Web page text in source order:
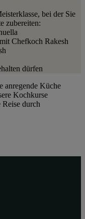
bei der Sie
zubereiten:
Chefkoch Rakesh
dürfen
anregende Küche
Kochkurse
durch